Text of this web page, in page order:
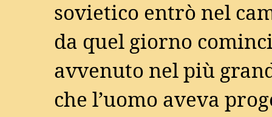
sovietico entrò nel
da quel giorno
avvenuto nel più
che l’uomo aveva